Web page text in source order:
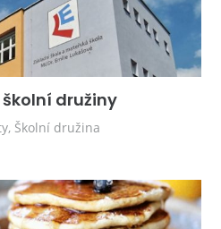
družiny
, Školní družina